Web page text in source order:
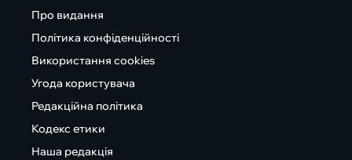
Про видання
Політика конфіденційності
Використання cookies
Угода користувача
Редакційна політика
Кодекс етики
Наша редакція